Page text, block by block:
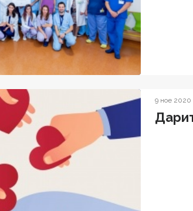
9 ное 2020